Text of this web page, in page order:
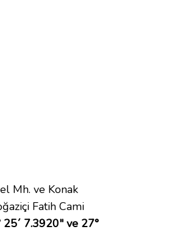
Mh. ve Konak
Fatih Cami
25´ 7.3920" ve 27°